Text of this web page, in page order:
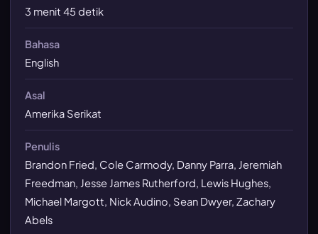
3 menit 45 detik
Bahasa
English
Asal
Amerika Serikat
Penulis
Brandon Fried, Cole Carmody, Danny Parra, Jeremiah
Freedman, Jesse James Rutherford, Lewis Hughes,
Michael Margott, Nick Audino, Sean Dwyer, Zachary
Abels